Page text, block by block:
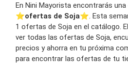
En Nini Mayorista encontrarás una
⭐️ofertas de Soja⭐️. Esta
1 ofertas de Soja en el catálogo.
ver todas las ofertas de Soja,
precios y ahorra en tu próxima
para encontrar las ofertas de tu